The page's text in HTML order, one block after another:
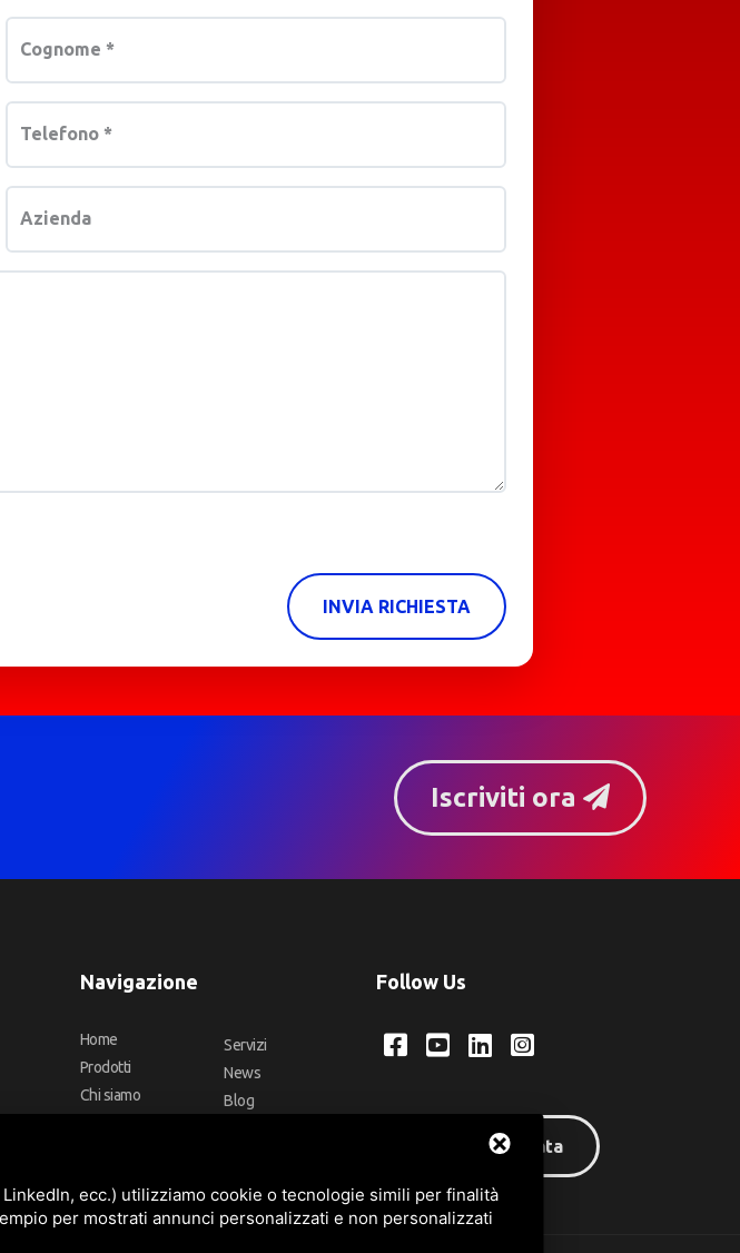
Cognome *
Telefono *
Azienda
INVIA RICHIESTA
Iscriviti ora
Navigazione
Home
Prodotti
Chi siamo
Servizi
News
Blog
Follow Us
Area riservata
ecc.) utilizziamo cookie o tecnologie simili per finalità
per mostrati annunci personalizzati e non personalizzati